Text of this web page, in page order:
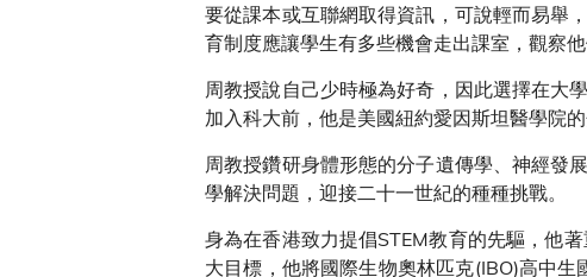
要從課本或互聯網取得資訊，可說輕而易舉
育制度應讓學生有多些機會走出課室，觀察
周教授說自己少時極為好奇，因此選擇在大
加入科大前，他是美國紐約愛因斯坦醫學院
周教授鑽研身體形態的分子遺傳學、神經發
學解決問題，迎接二十一世紀的種種挑戰。
身為在香港致力提倡STEM教育的先驅，他
大目標，他將國際生物奧林匹克(IBO)高中